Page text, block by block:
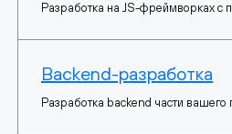
Разработка на JS-фреймворках с
Backend-разработка
Разработка backend части вашего